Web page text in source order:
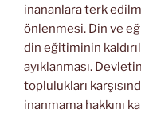
inananlara terk
önlenmesi. Din ve
din eğitiminin
ayıklanması.
toplulukları
inanmama hakkını